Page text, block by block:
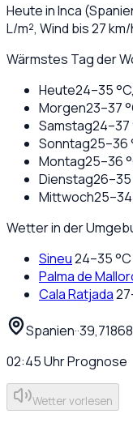
Heute inInca (
L/m², Wind bis27km/
Wärmstes Tag der
Heute24–35°C,
Morgen23–37
Samstag24–37
Sonntag25–36
Montag25–36
Dienstag26–35
Mittwoch25–34
Wetter in der
Sineu24–35°C
Palma de
Cala Ratjada27
Spanien··39,71868
02:45UhrPrognose
Wetter vorlesen